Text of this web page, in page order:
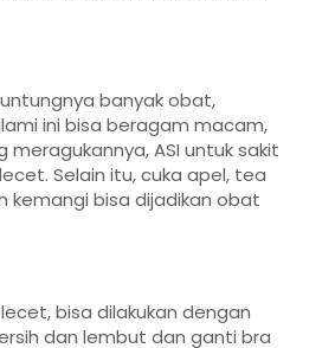
banyak obat,
ini bisa beragam macam,
ASI untuk sakit
Selain itu, cuka apel, tea
kemangi bisa dijadikan obat
bisa dilakukan dengan
dan lembut dan ganti bra